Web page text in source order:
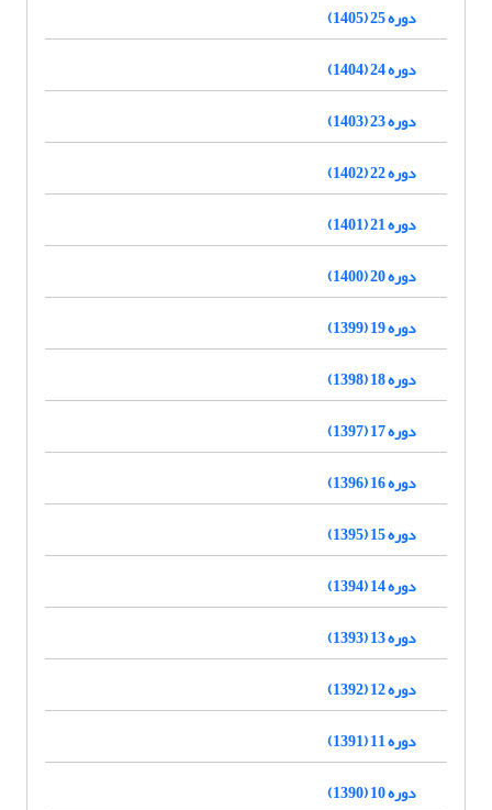
دوره 25 (1405)
دوره 24 (1404)
دوره 23 (1403)
دوره 22 (1402)
دوره 21 (1401)
دوره 20 (1400)
دوره 19 (1399)
دوره 18 (1398)
دوره 17 (1397)
دوره 16 (1396)
دوره 15 (1395)
دوره 14 (1394)
دوره 13 (1393)
دوره 12 (1392)
دوره 11 (1391)
دوره 10 (1390)